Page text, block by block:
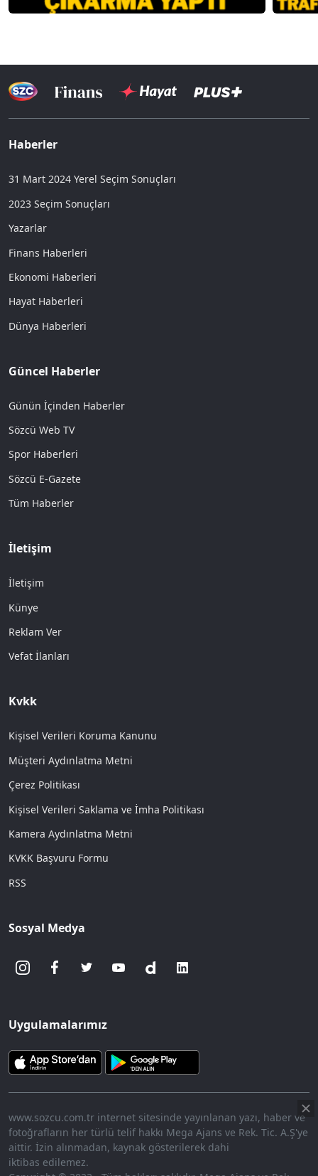
Haberler
31 Mart 2024 Yerel Seçim Sonuçları
2023 Seçim Sonuçları
Yazarlar
Finans Haberleri
Ekonomi Haberleri
Hayat Haberleri
Dünya Haberleri
Güncel Haberler
Günün İçinden Haberler
Sözcü Web TV
Spor Haberleri
Sözcü E-Gazete
Tüm Haberler
İletişim
İletişim
Künye
Reklam Ver
Vefat İlanları
Kvkk
Kişisel Verileri Koruma Kanunu
Müşteri Aydınlatma Metni
Çerez Politikası
Kişisel Verileri Saklama ve İmha Politikası
Kamera Aydınlatma Metni
KVKK Başvuru Formu
RSS
Sosyal Medya
Uygulamalarımız
www.sozcu.com.tr internet sitesinde yayınlanan yazı, haber ve
fotoğrafların her türlü telif hakkı Mega Ajans ve Rek. Tic. A.Ş'ye
aittir. İzin alınmadan, kaynak gösterilerek dahi
iktibas edilemez.